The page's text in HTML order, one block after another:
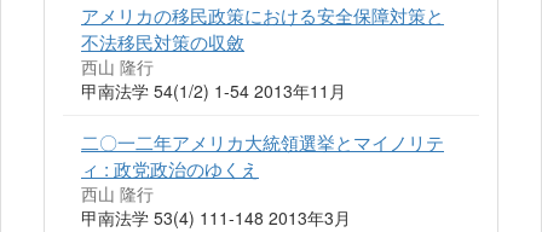
アメリカの移民政策における安全保障対策と
不法移民対策の収斂
西山 隆行
甲南法学 54(1/2) 1-54 2013年11月
二〇一二年アメリカ大統領選挙とマイノリテ
ィ : 政党政治のゆくえ
西山 隆行
甲南法学 53(4) 111-148 2013年3月